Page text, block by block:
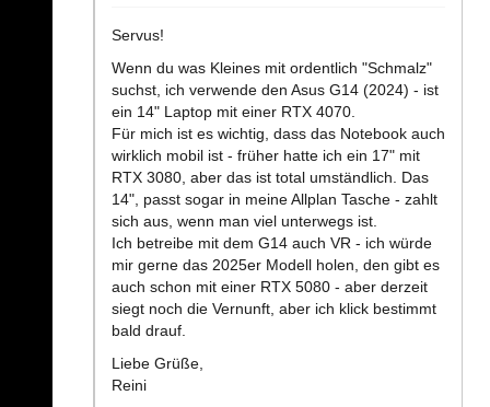
Servus!
Wenn du was Kleines mit ordentlich "Schmalz"
suchst, ich verwende den Asus G14 (2024) - ist
ein 14" Laptop mit einer RTX 4070.
Für mich ist es wichtig, dass das Notebook auch
wirklich mobil ist - früher hatte ich ein 17" mit
RTX 3080, aber das ist total umständlich. Das
14", passt sogar in meine Allplan Tasche - zahlt
sich aus, wenn man viel unterwegs ist.
Ich betreibe mit dem G14 auch VR - ich würde
mir gerne das 2025er Modell holen, den gibt es
auch schon mit einer RTX 5080 - aber derzeit
siegt noch die Vernunft, aber ich klick bestimmt
bald drauf.
Liebe Grüße,
Reini